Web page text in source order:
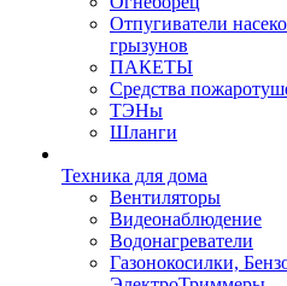
Отпугиватели
грызунов
ПАКЕТЫ
Средства
ТЭНы
Шланги
Техника для дома
Вентиляторы
Видеонаблюдение
Водонагреватели
Газонокосилки,